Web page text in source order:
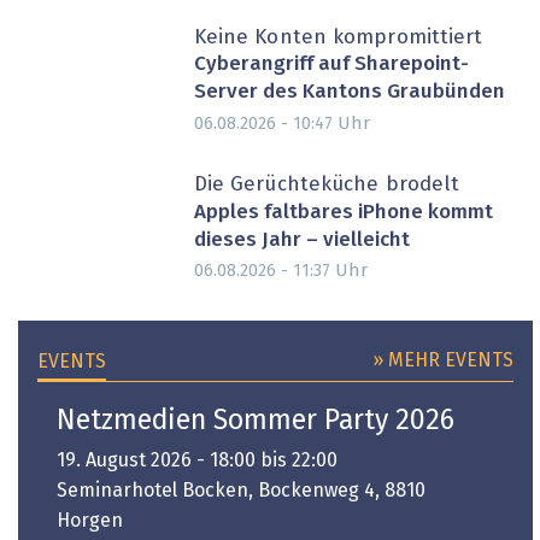
Keine Konten kompromittiert
Cyberangriff auf Sharepoint-
Server des Kantons Graubünden
06.08.2026 - 10:47 Uhr
Die Gerüchteküche brodelt
Apples faltbares iPhone kommt
dieses Jahr – vielleicht
06.08.2026 - 11:37 Uhr
EVENTS » MEHR EVENTS
Netzmedien Sommer Party 2026
19. August 2026 - 18:00 bis 22:00
Seminarhotel Bocken, Bockenweg 4, 8810
Horgen